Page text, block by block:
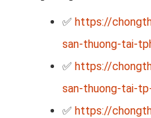
✅ https://
san-thuong-tai-
✅ https://
san-thuong-tai-
✅ https://